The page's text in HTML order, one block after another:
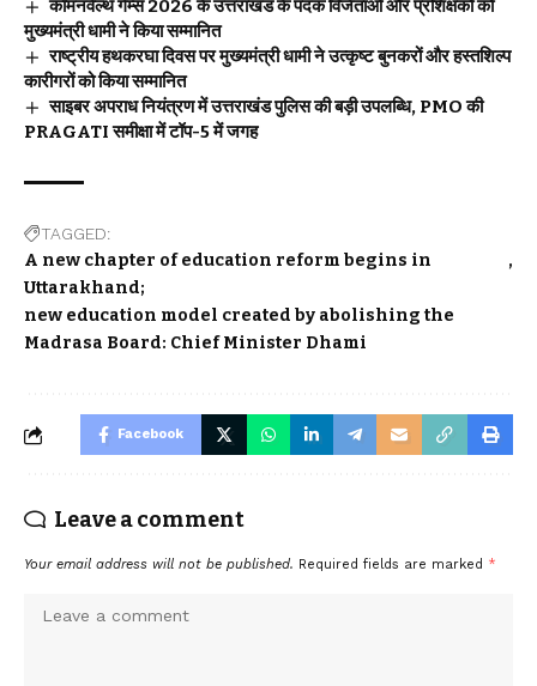
कॉमनवेल्थ गेम्स 2026 के उत्तराखंड के पदक विजेताओं और प्रशिक्षकों को
मुख्यमंत्री धामी ने किया सम्मानित
राष्ट्रीय हथकरघा दिवस पर मुख्यमंत्री धामी ने उत्कृष्ट बुनकरों और हस्तशिल्प
कारीगरों को किया सम्मानित
साइबर अपराध नियंत्रण में उत्तराखंड पुलिस की बड़ी उपलब्धि, PMO की
PRAGATI समीक्षा में टॉप-5 में जगह
TAGGED:
A new chapter of education reform begins in
Uttarakhand;
new education model created by abolishing the
Madrasa Board: Chief Minister Dhami
Facebook
Leave a comment
Your email address will not be published. Required fields are marked *